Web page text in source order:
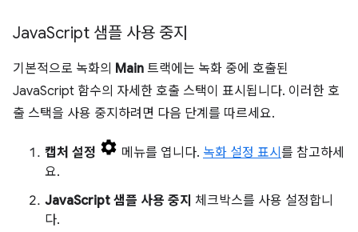
JavaScript 샘플 사용 중지
기본적으로 녹화의 Main 트랙에는 녹화 중에 호출된
JavaScript 함수의 자세한 호출 스택이 표시됩니다. 이러한 호
출 스택을 사용 중지하려면 다음 단계를 따르세요.
캡처 설정 메뉴를 엽니다. 녹화 설정 표시 를 참고하세
요.
JavaScript 샘플 사용 중지 체크박스를 사용 설정합니
다.